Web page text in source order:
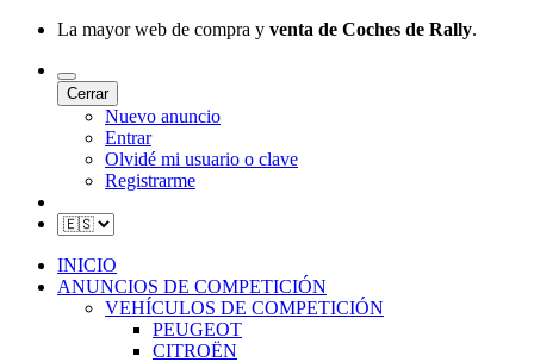
La mayor web de compra y venta de Coches de Rally.
Cerrar
Nuevo anuncio
Entrar
Olvidé mi usuario o clave
Registrarme
INICIO
ANUNCIOS DE COMPETICIÓN
VEHÍCULOS DE COMPETICIÓN
PEUGEOT
CITROËN